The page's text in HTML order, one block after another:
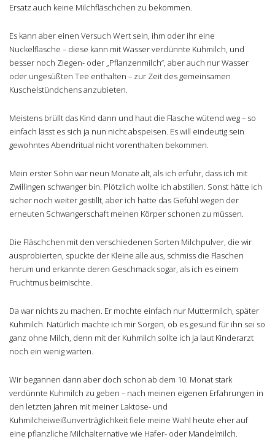
Ersatz auch keine Milchfläschchen zu bekommen.
Es kann aber einen Versuch Wert sein, ihm oder ihr eine
Nuckelflasche – diese kann mit Wasser verdünnte Kuhmilch, und
besser noch Ziegen- oder „Pflanzenmilch“, aber auch nur Wasser
oder ungesüßten Tee enthalten – zur Zeit des gemeinsamen
Kuschelstündchens anzubieten.
Meistens brüllt das Kind dann und haut die Flasche wütend weg – so
einfach lässt es sich ja nun nicht abspeisen. Es will eindeutig sein
gewohntes Abendritual nicht vorenthalten bekommen.
Mein erster Sohn war neun Monate alt, als ich erfuhr, dass ich mit
Zwillingen schwanger bin. Plötzlich wollte ich abstillen. Sonst hätte ich
sicher noch weiter gestillt, aber ich hatte das Gefühl wegen der
erneuten Schwangerschaft meinen Körper schonen zu müssen.
Die Fläschchen mit den verschiedenen Sorten Milchpulver, die wir
ausprobierten, spuckte der Kleine alle aus, schmiss die Flaschen
herum und erkannte deren Geschmack sogar, als ich es einem
Fruchtmus beimischte.
Da war nichts zu machen. Er mochte einfach nur Muttermilch, später
Kuhmilch. Natürlich machte ich mir Sorgen, ob es gesund für ihn sei so
ganz ohne Milch, denn mit der Kuhmilch sollte ich ja laut Kinderarzt
noch ein wenig warten.
Wir begannen dann aber doch schon ab dem 10. Monat stark
verdünnte Kuhmilch zu geben – nach meinen eigenen Erfahrungen in
den letzten Jahren mit meiner Laktose- und
Kuhmilcheiweißunverträglichkeit fiele meine Wahl heute eher auf
eine pflanzliche Milchalternative wie Hafer- oder Mandelmilch.